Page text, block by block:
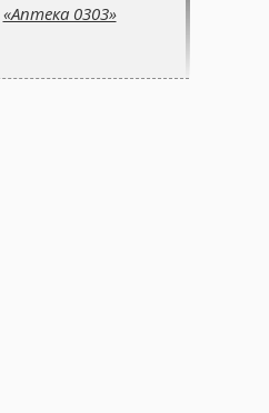
«Аптека 0303»